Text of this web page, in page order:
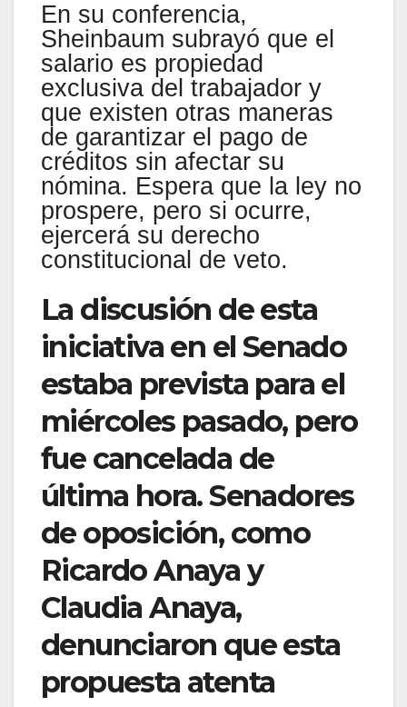
En su conferencia,
Sheinbaum subrayó que el
salario es propiedad
exclusiva del trabajador y
que existen otras maneras
de garantizar el pago de
créditos sin afectar su
nómina. Espera que la ley no
prospere, pero si ocurre,
ejercerá su derecho
constitucional de veto.
La discusión de esta
iniciativa en el Senado
estaba prevista para el
miércoles pasado, pero
fue cancelada de
última hora. Senadores
de oposición, como
Ricardo Anaya y
Claudia Anaya,
denunciaron que esta
propuesta atenta